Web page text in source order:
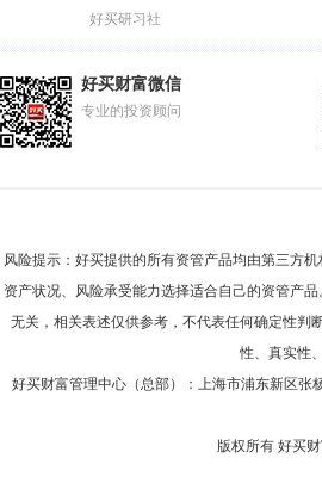
好买研习社
好买财富微信
专业的投资顾问
风险提示：好买提供的所有资管产品均由第三方
资产状况、风险承受能力选择适合自己的资管产
无关，相关表述仅供参考，不代表任何确定性判
性、真实性
好买财富管理中心（总部）：上海市浦东新区张
版权所有 好买